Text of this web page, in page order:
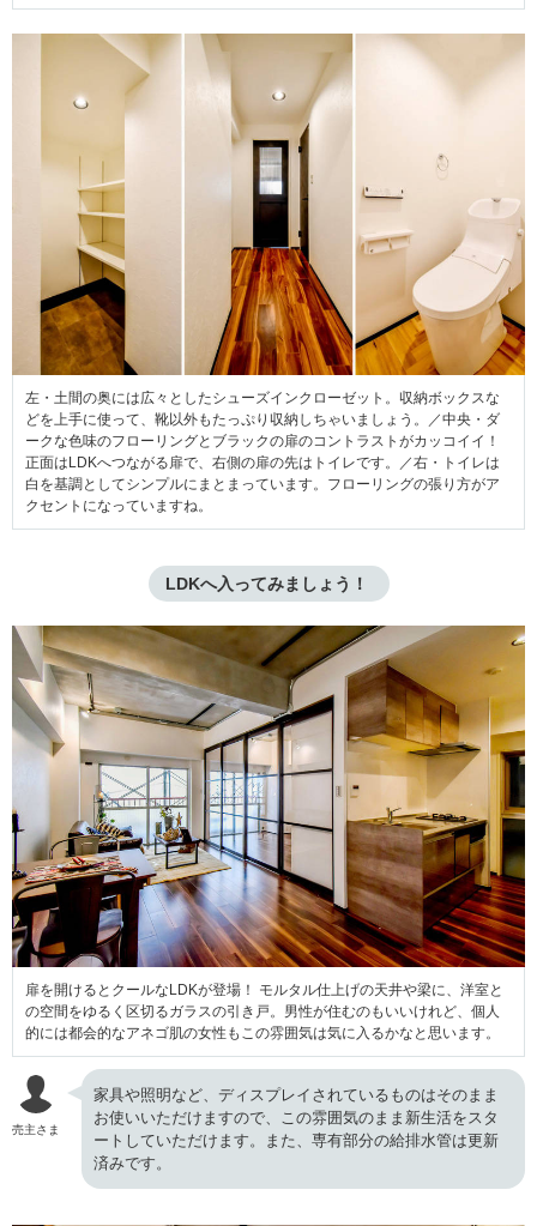
左・土間の奥には広々としたシューズインクローゼット。収納ボックスな
どを上手に使って、靴以外もたっぷり収納しちゃいましょう。／中央・ダ
ークな色味のフローリングとブラックの扉のコントラストがカッコイイ！
正面はLDKへつながる扉で、右側の扉の先はトイレです。／右・トイレは
白を基調としてシンプルにまとまっています。フローリングの張り方がア
クセントになっていますね。
LDKへ入ってみましょう！
扉を開けるとクールなLDKが登場！ モルタル仕上げの天井や梁に、洋室と
の空間をゆるく区切るガラスの引き戸。男性が住むのもいいけれど、個人
的には都会的なアネゴ肌の女性もこの雰囲気は気に入るかなと思います。
売主さま
家具や照明など、ディスプレイされているものはそのまま
お使いいただけますので、この雰囲気のまま新生活をスタ
ートしていただけます。また、専有部分の給排水管は更新
済みです。